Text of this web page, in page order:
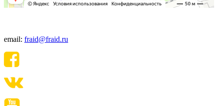
email: fraid@fraid.ru